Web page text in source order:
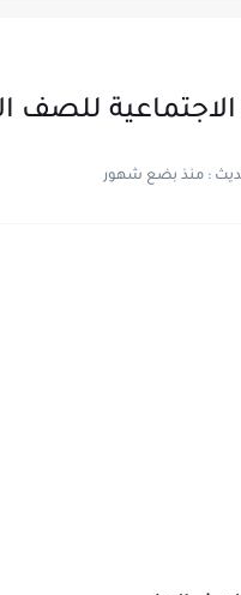
تصحيح مادة اللغة العربية
للصف
: منذ بضع شهور